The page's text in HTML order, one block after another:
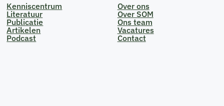
Kenniscentrum
Literatuur
Publicatie
Artikelen
Podcast
Over ons
Over SOM
Ons team
Vacatures
Contact